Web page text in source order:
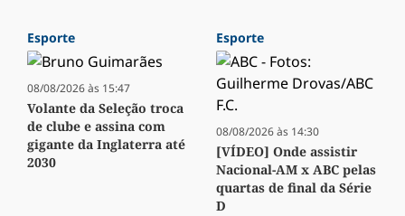
Esporte
08/08/2026 às 15:47
Volante da Seleção troca
de clube e assina com
gigante da Inglaterra até
2030
Esporte
08/08/2026 às 14:30
[VÍDEO] Onde assistir
Nacional-AM x ABC pelas
quartas de final da Série
D